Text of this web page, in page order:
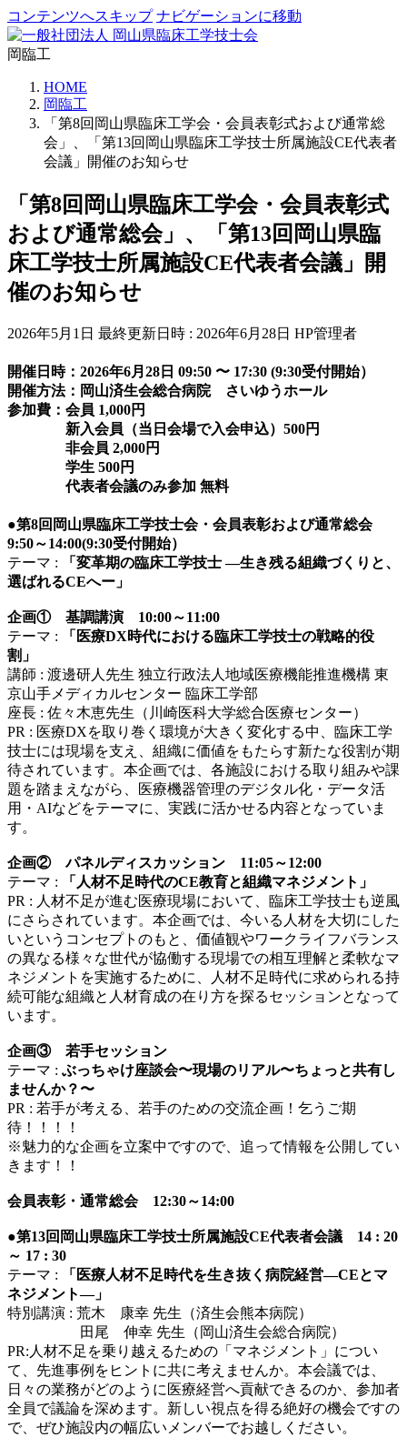
コンテンツへスキップ ナビゲーションに移動
岡臨工
HOME
岡臨工
「第8回岡山県臨床工学会・会員表彰式および通常総
会」、「第13回岡山県臨床工学技士所属施設CE代表者
会議」開催のお知らせ
「第8回岡山県臨床工学会・会員表彰式
および通常総会」、「第13回岡山県臨
床工学技士所属施設CE代表者会議」開
催のお知らせ
2026年5月1日 最終更新日時 : 2026年6月28日 HP管理者
開催日時：2026年6月28日 09:50 〜 17:30 (9:30受付開始）
開催方法：岡山済生会総合病院 さいゆうホール
参加費：会員 1,000円
新入会員（当日会場で入会申込）500円
非会員 2,000円
学生 500円
代表者会議のみ参加 無料
●第8回岡山県臨床工学技士会・会員表彰および通常総会
9:50～14:00(9:30受付開始）
テーマ :
「変革期の臨床工学技士 ―生き残る組織づくりと、
選ばれるCEへー」
企画① 基調講演 10:00～11:00
テーマ :
「医療DX時代における臨床工学技士の戦略的役
割」
講師 : 渡邊研人先生 独立行政法人地域医療機能推進機構 東
京山手メディカルセンター 臨床工学部
座長 : 佐々木恵先生（川崎医科大学総合医療センター）
PR : 医療DXを取り巻く環境が大きく変化する中、臨床工学
技士には現場を支え、組織に価値をもたらす新たな役割が期
待されています。本企画では、各施設における取り組みや課
題を踏まえながら、医療機器管理のデジタル化・データ活
用・AIなどをテーマに、実践に活かせる内容となっていま
す。
企画② パネルディスカッション 11:05～12:00
テーマ :
「人材不足時代のCE教育と組織マネジメント」
PR : 人材不足が進む医療現場において、臨床工学技士も逆風
にさらされています。本企画では、今いる人材を大切にした
いというコンセプトのもと、価値観やワークライフバランス
の異なる様々な世代が協働する現場での相互理解と柔軟なマ
ネジメントを実施するために、人材不足時代に求められる持
続可能な組織と人材育成の在り方を探るセッションとなって
います。
企画③ 若手セッション
テーマ : ぶっちゃけ座談会〜現場のリアル〜ちょっと共有し
ませんか？〜
PR : 若手が考える、若手のための交流企画！乞うご期
待！！！！
※魅力的な企画を立案中ですので、追って情報を公開してい
きます！！
会員表彰・通常総会 12:30～14:00
●第13回岡山県臨床工学技士所属施設CE代表者会議 14 : 20
～ 17 : 30
テーマ :
「医療人材不足時代を生き抜く病院経営―CEとマ
ネジメント―」
特別講演 : 荒木 康幸 先生（済生会熊本病院）
田尾 伸幸 先生（岡山済生会総合病院）
PR:人材不足を乗り越えるための「マネジメント」につい
て、先進事例をヒントに共に考えませんか。本会議では、
日々の業務がどのように医療経営へ貢献できるのか、参加者
全員で議論を深めます。新しい視点を得る絶好の機会ですの
で、ぜひ施設内の幅広いメンバーでお越しください。